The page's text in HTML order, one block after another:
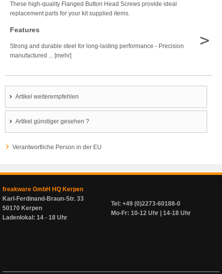
These high-quality Flanged Button Head Screws provide ideal
replacement parts for your kit supplied items.
Features
Strong and durable steel for long-lasting performance - Precision
manufactured ... [mehr]
>
Artikel weiterempfehlen
Artikel günstiger gesehen ?
Verantwortliche Person in der EU
freakware GmbH HQ Kerpen
Karl-Ferdinand-Braun-Str. 33
50170 Kerpen
Ladenlokal: 14 - 18 Uhr
Tel: +49 (0)2273-60188-0
Mo-Fr: 10-12 Uhr | 14-18 Uhr